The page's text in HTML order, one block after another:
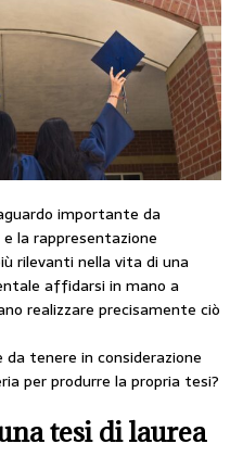
importante da
la rappresentazione
rilevanti nella vita di una
affidarsi in mano a
realizzare precisamente ciò
tenere in considerazione
per produrre la propria tesi?
tesi di laurea